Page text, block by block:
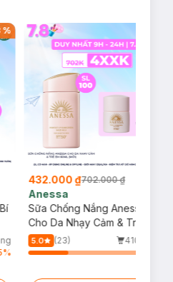
%
%
432.000 ₫702.000 ₫
Anessa
Sữa Chống Nắng Anessa
Cho Da Nhạy Cảm & Trẻ Em
60ml (Mới)
5.0 (23)
410/tháng